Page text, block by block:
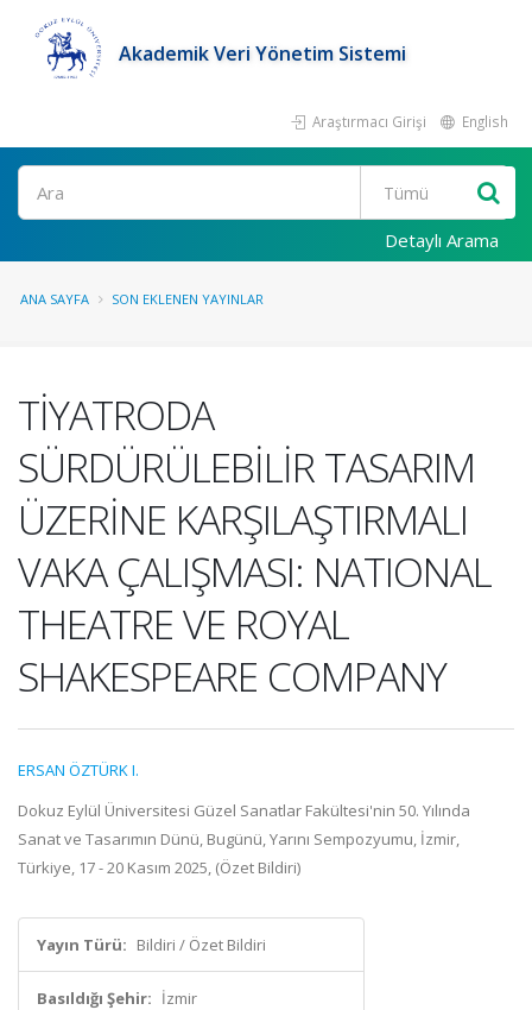
Akademik Veri Yönetim Sistemi
Araştırmacı Girişi English
Ara
Detaylı Arama
ANA SAYFA SON EKLENEN YAYINLAR
TİYATRODA
SÜRDÜRÜLEBİLİR TASARIM
ÜZERİNE KARŞILAŞTIRMALI
VAKA ÇALIŞMASI: NATIONAL
THEATRE VE ROYAL
SHAKESPEARE COMPANY
ERSAN ÖZTÜRK I.
Dokuz Eylül Üniversitesi Güzel Sanatlar Fakültesi'nin 50. Yılında
Sanat ve Tasarımın Dünü, Bugünü, Yarını Sempozyumu, İzmir,
Türkiye, 17 - 20 Kasım 2025, (Özet Bildiri)
Yayın Türü: Bildiri / Özet Bildiri
Basıldığı Şehir: İzmir